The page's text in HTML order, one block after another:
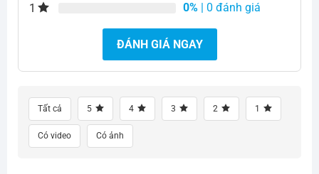
1
0% | 0 đánh giá
ĐÁNH GIÁ NGAY
Tất cả 5 4 3 2 1
Có video Có ảnh